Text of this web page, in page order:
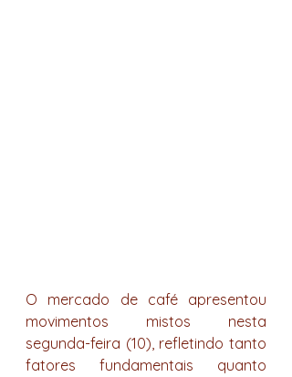
O mercado de café apresentou
movimentos mistos nesta
segunda-feira (10), refletindo tanto
fatores fundamentais quanto